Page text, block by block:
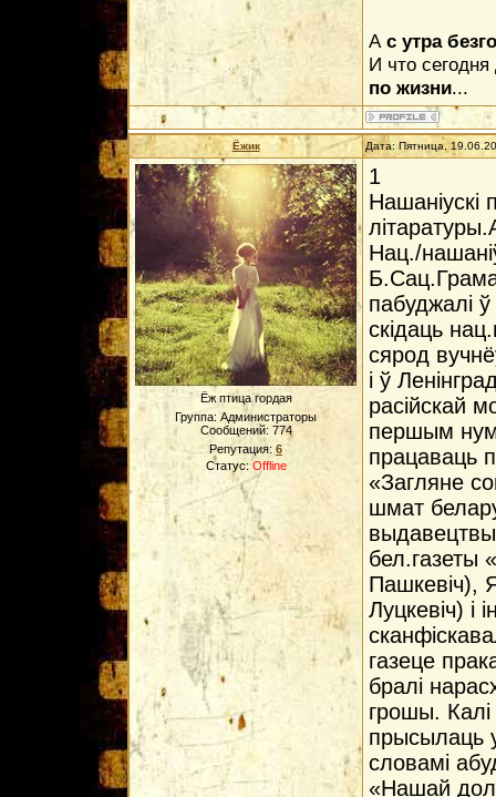
А с утра
И что сегодня
по жизни...
Ёжик Дата: Пятница,
Ёж птица гордая
Группа: Администраторы
Сообщений: 774
Репутация: 6
Статус: Offline
1
Нашанiускi
Нац./
пабуджалі
скідаць
сярод
і ў
расійскай
першым
працаваць
«Загляне
шмат
Пашкевіч),
Луцкевіч) і
газеце
бралі
грошы.
прысылаць
словамі
«Нашай